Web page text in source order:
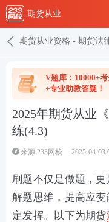
期货从业
期货从业资格 - 期货法
V题库：10000+
+专业助教答疑！
2025年期货从业
练(4.3)
来源:233网校 2025-04-03
刷题不仅是做题，
解题思维，提高应
定发挥。以下为期货